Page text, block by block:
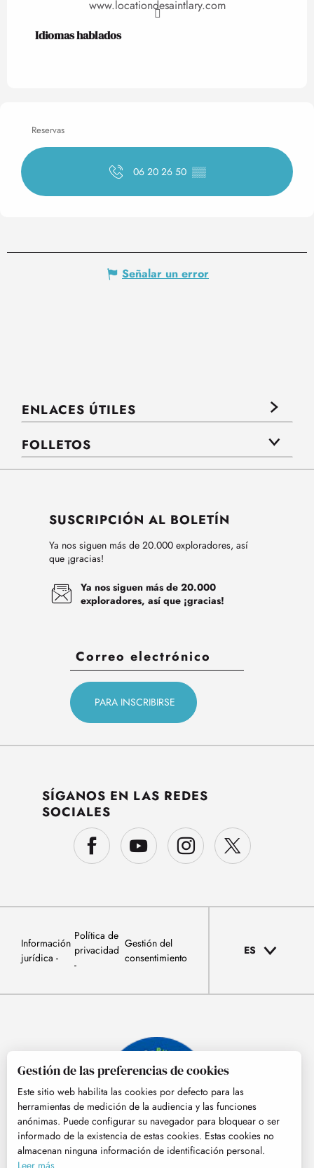
www.locationdesaintlary.com
Idiomas hablados
Idiomas hablados
Reservas
06 20 26 50 ▒▒
Señalar un error
ENLACES ÚTILES
FOLLETOS
SUSCRIPCIÓN AL BOLETÍN
Ya nos siguen más de 20.000 exploradores, así
que ¡gracias!
Ya nos siguen más de 20.000
exploradores, así que ¡gracias!
SÍGANOS EN LAS REDES
SOCIALES
Información
jurídica
Política de
privacidad
Gestión del
consentimiento
ES
© Tourisme Hautes-Pyrénées
Gestión de las preferencias de cookies
Este sitio web habilita las cookies por defecto para las
herramientas de medición de la audiencia y las funciones
anónimas. Puede configurar su navegador para bloquear o ser
informado de la existencia de estas cookies. Estas cookies no
almacenan ninguna información de identificación personal.
Leer más